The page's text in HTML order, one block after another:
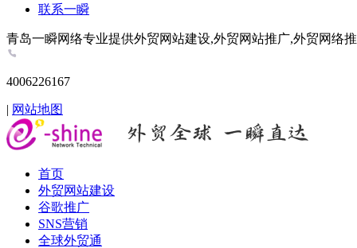
联系一瞬
青岛一瞬网络专业提供外贸网站建设,外贸网站推广,外贸网络
4006226167
| 网站地图
首页
外贸网站建设
谷歌推广
SNS营销
全球外贸通